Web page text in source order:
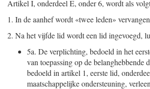
Artikel I, onderdeel E, onder 6, wordt als
1. In de aanhef wordt «twee leden»
2. Na het vijfde lid wordt een lid ingevoegd,
5a. De verplichting, bedoeld in het
van toepassing op de belanghebbende
bedoeld in artikel 1, eerste lid,
maatschappelijke ondersteuning,